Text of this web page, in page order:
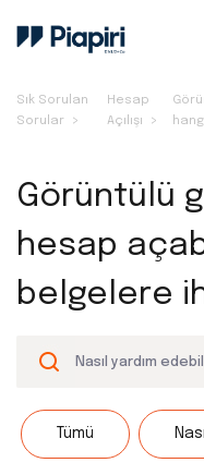
Sık Sorulan
Sorular
Hesap
Açılışı
Görüntülü
hesap
belgelere
Tümü